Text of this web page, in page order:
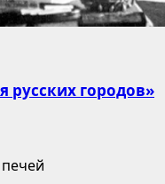
русских городов»